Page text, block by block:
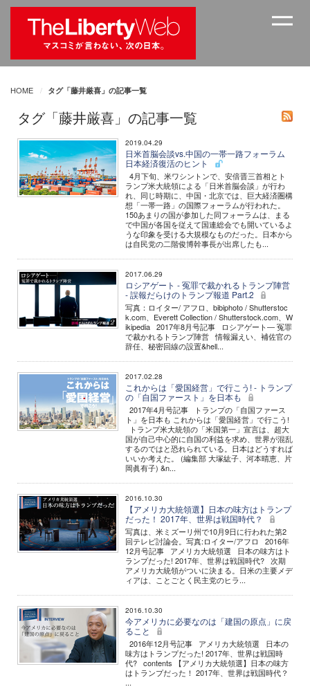
HOME タグ「藤井厳喜」の記事一覧
タグ「藤井厳喜」の記事一覧
2019.04.29
日米首脳会談vs.中国の一帯一路フォーラム
日本経済復活のヒント
4月下旬、米ワシントンで、安倍晋三首相とト
ランプ米大統領による「日米首脳会談」が行わ
れ、同じ時期に、中国・北京では、巨大経済圏構
想「一帯一路」の国際フォーラムが行われた。
150あまりの国が参加した同フォーラムは、まる
で中国が各国を従えて国連総会でも開いているよ
うな印象を受ける大規模なものだった。日本から
は自民党の二階俊博幹事長が出席したも...
2017.06.29
ロシアゲート - 冤罪で裁かれるトランプ陣営
- 誤報だらけのトランプ報道 Part.2
写真：ロイター/ アフロ、bibiphoto / Shutterstoc
k.com、Everett Collection / Shutterstock.com、W
ikipedia 2017年8月号記事 ロシアゲート― 冤罪
で裁かれるトランプ陣営 情報漏えい、補佐官の
辞任、秘密回線の設置&hell...
2017.02.28
これからは「愛国経営」で行こう! - トランプ
の「自国ファースト」を日本も
2017年4月号記事 トランプの「自国ファース
ト」を日本も これからは「愛国経営」で行こう!
トランプ米大統領の「米国第一」宣言は、超大
国が自己中心的に自国の利益を求め、世界が混乱
するのではと恐れられている。日本はどうすれば
いいか考えた。 (編集部 大塚紘子、河本晴恵、片
岡眞有子) &n...
2016.10.30
【アメリカ大統領選】日本の味方はトランプ
だった！ 2017年、世界は戦国時代？
写真は、米ミズーリ州で10月9日に行われた第2
回テレビ討論会。写真:ロイター/アフロ 2016年
12月号記事 アメリカ大統領選 日本の味方はト
ランプだった! 2017年、世界は戦国時代? 次期
アメリカ大統領がついに決まる。日米の主要メデ
ィアは、ことごとく民主党のヒラ...
2016.10.30
今アメリカに必要なのは「建国の原点」に戻
ること
2016年12月号記事 アメリカ大統領選 日本の
味方はトランプだった! 2017年、世界は戦国時
代? contents 【アメリカ大統領選】日本の味方
はトランプだった！ 2017年、世界は戦国時代？
...